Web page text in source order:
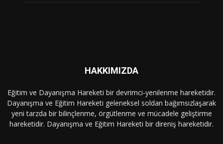
HAKKIMIZDA
Eğitim ve Dayanışma Hareketi bir devrimci-yenilenme hareketidir.
Dayanışma ve Eğitim Hareketi geleneksel soldan bağımsızlaşarak
yeni tarzda bir bilinçlenme, örgütlenme ve mücadele geliştirme
hareketidir. Dayanışma ve Eğitim Hareketi bir direniş hareketidir.